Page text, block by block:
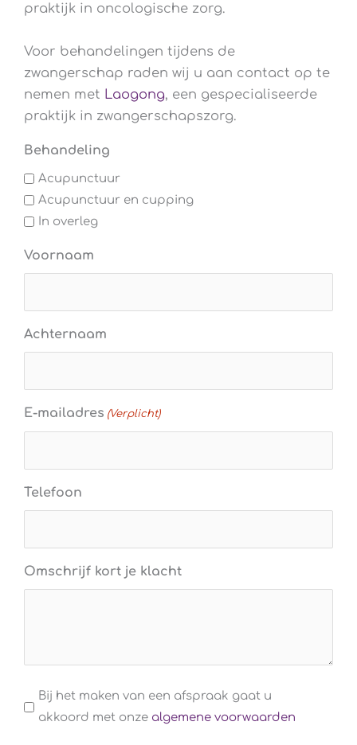
praktijk in oncologische zorg.
Voor behandelingen tijdens de
zwangerschap raden wij u aan contact op te
nemen met Laogong, een gespecialiseerde
praktijk in zwangerschapszorg.
Behandeling
Acupunctuur
Acupunctuur en cupping
In overleg
Voornaam
Achternaam
E-mailadres (Verplicht)
Telefoon
Omschrijf kort je klacht
Algemene
voorwaarden
Bij het maken van een afspraak gaat u
akkoord met onze algemene voorwaarden